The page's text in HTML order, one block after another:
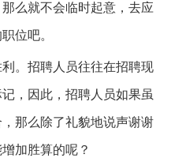
么就不会临时起意，去应
位吧。
。招聘人员往往在招聘现
，因此，招聘人员如果虽
那么除了礼貌地说声谢谢
加胜算的呢？